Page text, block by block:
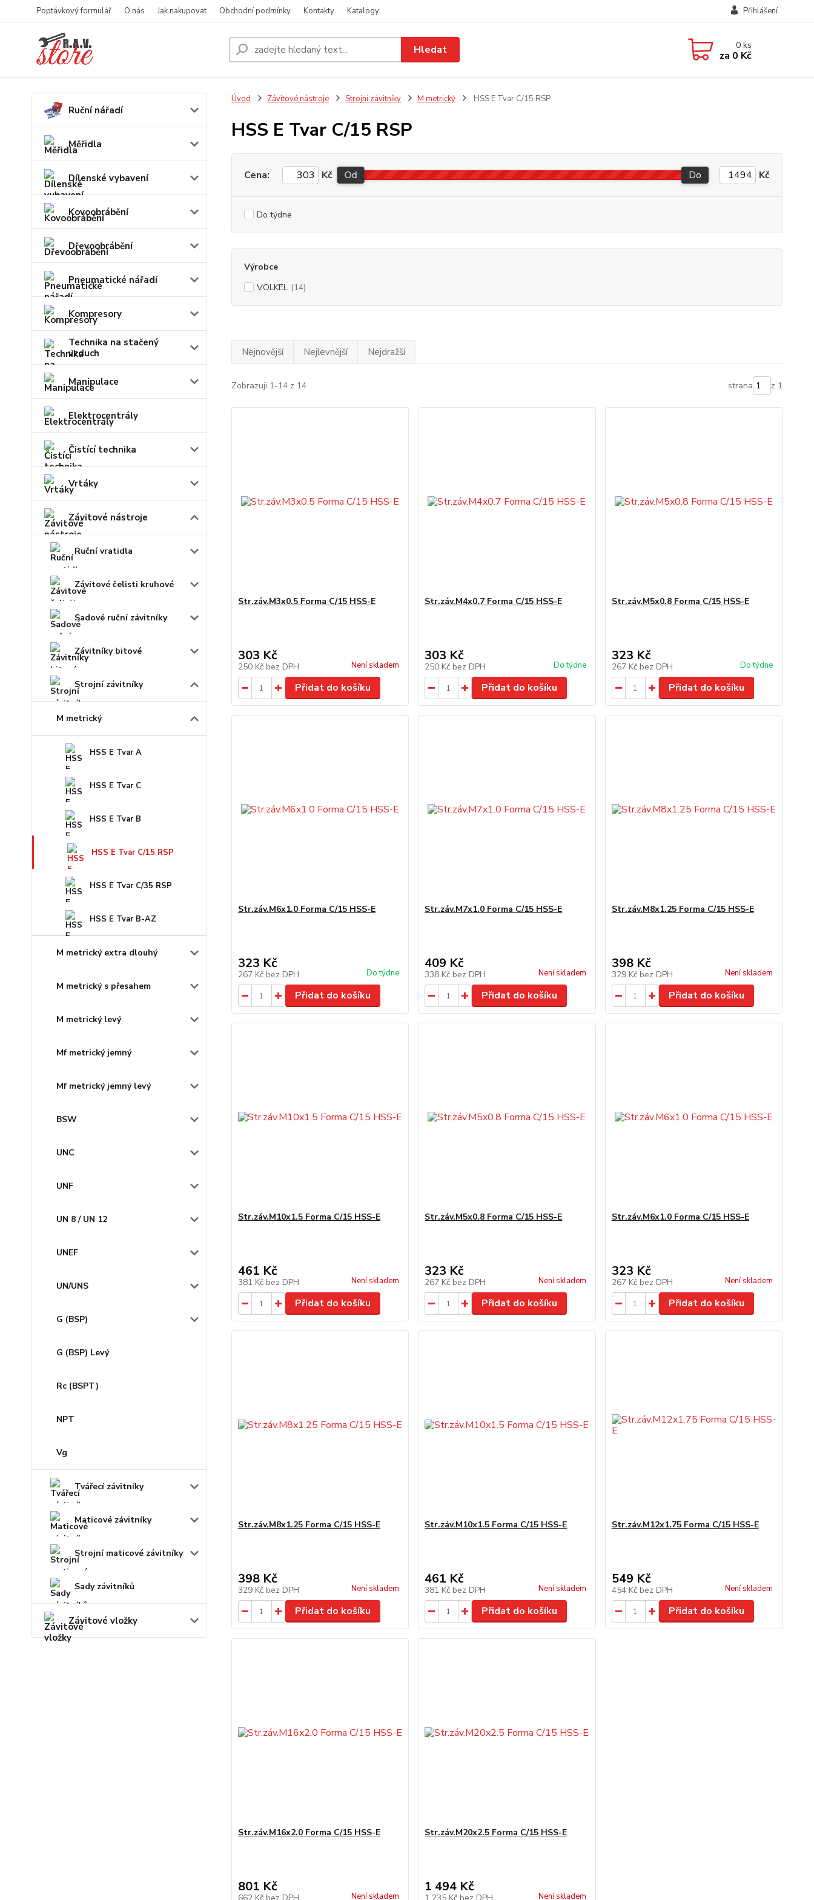
Poptávkový formulář O nás Jak nakupovat Obchodní podmínky Kontakty Katalogy Přihlášení
Hledat 0ks
za 0 Kč
Ruční nářadí
Měřidla
Dílenské vybavení
Kovoobrábění
Dřevoobrábění
Pneumatické nářadí
Kompresory
Technika na stačený
vzduch
Manipulace
Elektrocentrály
Čistící technika
Vrtáky
Závitové nástroje
Ruční vratidla
Závitové čelisti kruhové
Sadové ruční závitníky
Závitníky bitové
Strojní závitníky
M metrický
HSS E Tvar A
HSS E Tvar C
HSS E Tvar B
HSS E Tvar C/15 RSP
HSS E Tvar C/35 RSP
HSS E Tvar B-AZ
M metrický extra dlouhý
M metrický s přesahem
M metrický levý
Mf metrický jemný
Mf metrický jemný levý
BSW
UNC
UNF
UN 8 / UN 12
UNEF
UN/UNS
G (BSP)
G (BSP) Levý
Rc (BSPT)
NPT
Vg
Tvářecí závitníky
Maticové závitníky
Strojní maticové závitníky
Sady závitníků
Závitové vložky
Úvod Závitové nástroje Strojní závitníky M metrický HSS E Tvar C/15 RSP
HSS E Tvar C/15 RSP
Cena: Kč Od Do Kč
Do týdne
Výrobce
VOLKEL (14)
Nejnovější Nejlevnější Nejdražší
Zobrazuji 1-14 z 14 strana z 1
Str.záv.M3x0.5 Forma C/15 HSS-E
303 Kč
250 Kč bez DPH Není skladem
Přidat do košíku
Str.záv.M4x0.7 Forma C/15 HSS-E
303 Kč
250 Kč bez DPH Do týdne
Přidat do košíku
Str.záv.M5x0.8 Forma C/15 HSS-E
323 Kč
267 Kč bez DPH Do týdne
Přidat do košíku
Str.záv.M6x1.0 Forma C/15 HSS-E
323 Kč
267 Kč bez DPH Do týdne
Přidat do košíku
Str.záv.M7x1.0 Forma C/15 HSS-E
409 Kč
338 Kč bez DPH Není skladem
Přidat do košíku
Str.záv.M8x1.25 Forma C/15 HSS-E
398 Kč
329 Kč bez DPH Není skladem
Přidat do košíku
Str.záv.M10x1.5 Forma C/15 HSS-E
461 Kč
381 Kč bez DPH Není skladem
Přidat do košíku
Str.záv.M5x0.8 Forma C/15 HSS-E
323 Kč
267 Kč bez DPH Není skladem
Přidat do košíku
Str.záv.M6x1.0 Forma C/15 HSS-E
323 Kč
267 Kč bez DPH Není skladem
Přidat do košíku
Str.záv.M8x1.25 Forma C/15 HSS-E
398 Kč
329 Kč bez DPH Není skladem
Přidat do košíku
Str.záv.M10x1.5 Forma C/15 HSS-E
461 Kč
381 Kč bez DPH Není skladem
Přidat do košíku
Str.záv.M12x1.75 Forma C/15 HSS-E
549 Kč
454 Kč bez DPH Není skladem
Přidat do košíku
Str.záv.M16x2.0 Forma C/15 HSS-E
801 Kč
Není skladem
Str.záv.M20x2.5 Forma C/15 HSS-E
1 494 Kč
Není skladem